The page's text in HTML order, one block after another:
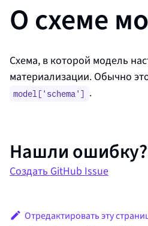
О схеме
Схема, в которой модель
материализации. Обычно
model['schema'] .
Нашли ошибку?
Создать GitHub Issue
Отредактировать эту